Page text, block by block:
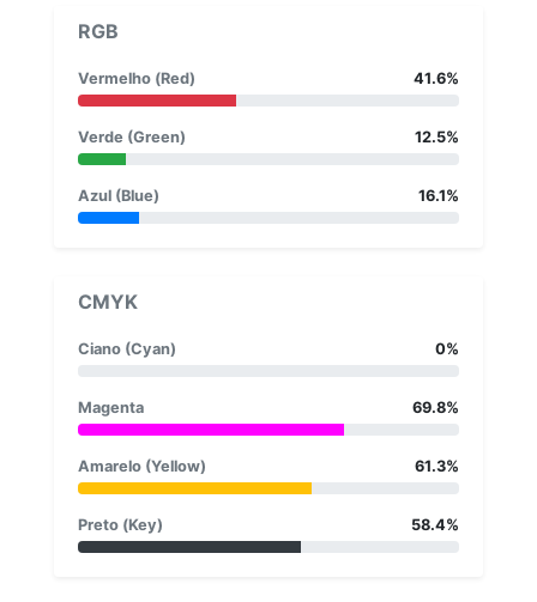
RGB
Vermelho (Red) 41.6%
Verde (Green) 12.5%
Azul (Blue) 16.1%
CMYK
Ciano (Cyan) 0%
Magenta 69.8%
Amarelo (Yellow) 61.3%
Preto (Key) 58.4%